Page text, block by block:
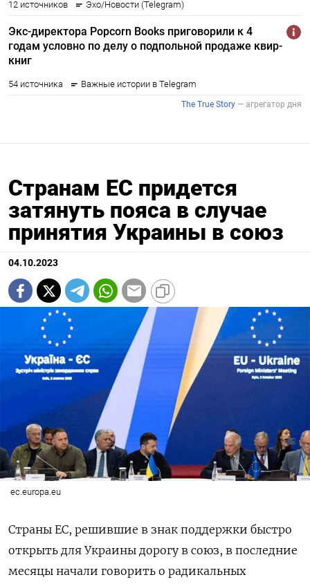
Странам ЕС придется
затянуть пояса в случае
принятия Украины в союз
04.10.2023
ec.europa.eu
Страны ЕС, решившие в знак поддержки быстро
открыть для Украины дорогу в союз, в последние
месяцы начали говорить о радикальных